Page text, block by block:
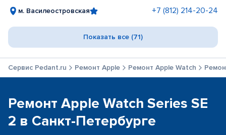
м. Василеостровская +7 (812) 214-20-24
Показать все (71)
Сервис Pedant.ru Ремонт Apple Ремонт Apple Watch
Ремонт Apple Watch Series SE
2 в Санкт-Петербурге